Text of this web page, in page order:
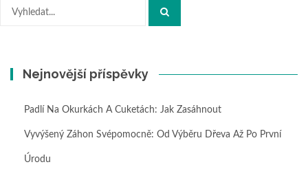
Hledat:
Nejnovější příspěvky
Padlí Na Okurkách A Cuketách: Jak Zasáhnout
Vyvýšený Záhon Svépomocně: Od Výběru Dřeva Až Po První
Úrodu